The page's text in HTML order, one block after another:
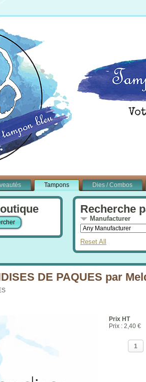
Tampons Dies / Combos
Recherche
Manufacturer
Reset All
DE PAQUES par
Prix HT
Prix : 2,40 €